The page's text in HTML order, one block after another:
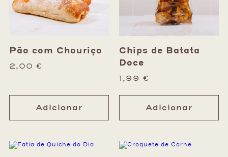
Pão com Chouriço
2,00 €
Adicionar
Chips de Batata
Doce
1,99 €
Adicionar